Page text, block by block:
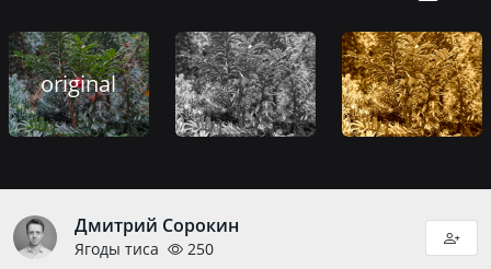
original
Дмитрий Сорокин
Ягоды тиса 250